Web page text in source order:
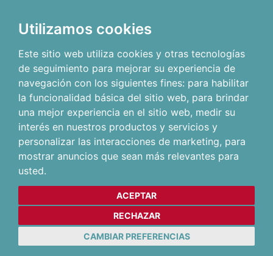
Utilizamos cookies
Este sitio web utiliza cookies y otras tecnologías
de seguimiento para mejorar su experiencia de
navegación con los siguientes fines: para habilitar
la funcionalidad básica del sitio web, para brindar
una mejor experiencia en el sitio web, medir su
interés en nuestros productos y servicios y
personalizar las interacciones de marketing, para
mostrar anuncios que sean más relevantes para
usted.
ACEPTAR
RECHAZAR
CAMBIAR PREFERENCIAS